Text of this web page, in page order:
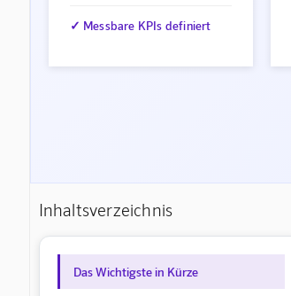
✓ Messbare KPIs definiert
Inhaltsverzeichnis
Das Wichtigste in Kürze